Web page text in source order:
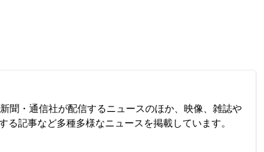
聞・通信社が配信するニュースのほか、映像、雑誌や
る記事など多種多様なニュースを掲載しています。